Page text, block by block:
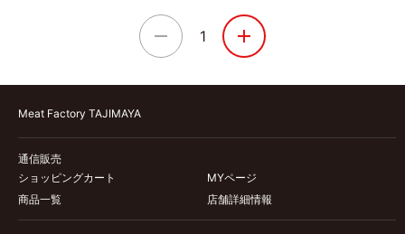
1
Meat Factory TAJIMAYA
通信販売
ショッピングカート
商品一覧
店舗詳細情報
MYページ